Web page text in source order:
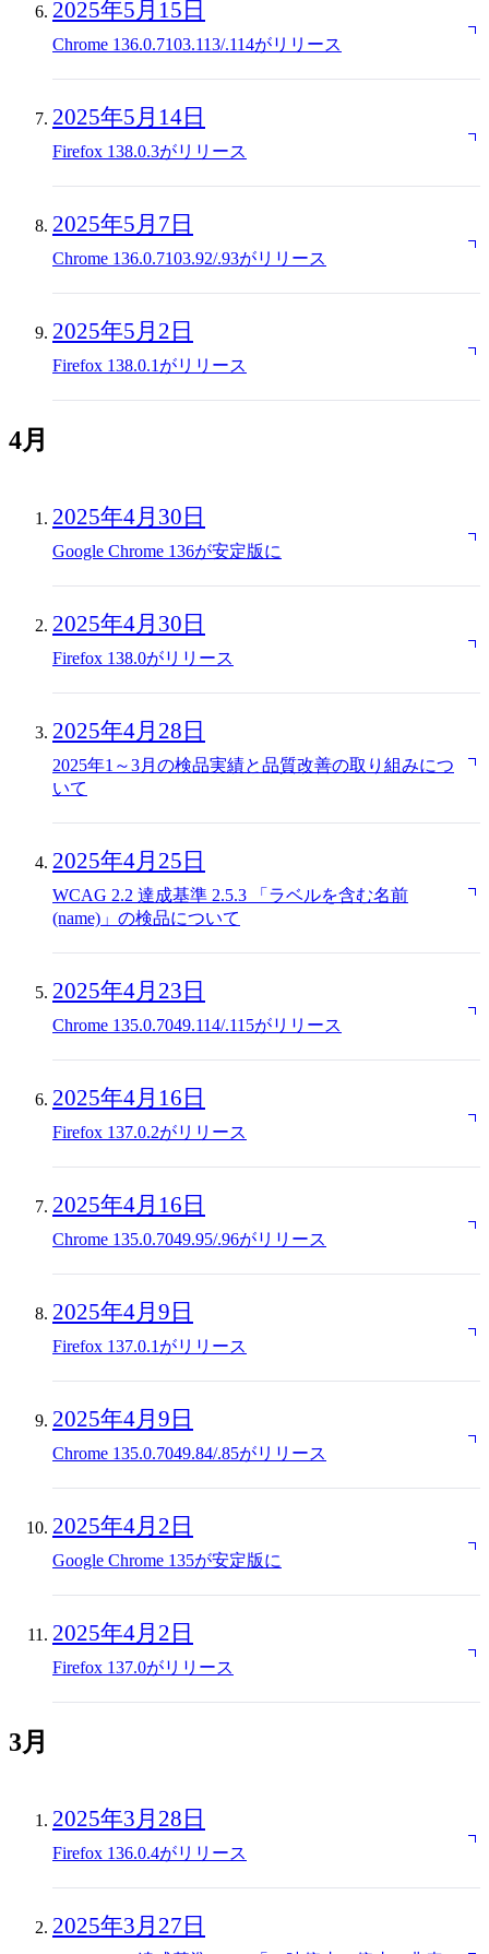
2025年5月15日
Chrome 136.0.7103.113/.114がリリース
2025年5月14日
Firefox 138.0.3がリリース
2025年5月7日
Chrome 136.0.7103.92/.93がリリース
2025年5月2日
Firefox 138.0.1がリリース
4月
2025年4月30日
Google Chrome 136が安定版に
2025年4月30日
Firefox 138.0がリリース
2025年4月28日
2025年1～3月の検品実績と品質改善の取り組みにつ
いて
2025年4月25日
WCAG 2.2 達成基準 2.5.3 「ラベルを含む名前
(name)」の検品について
2025年4月23日
Chrome 135.0.7049.114/.115がリリース
2025年4月16日
Firefox 137.0.2がリリース
2025年4月16日
Chrome 135.0.7049.95/.96がリリース
2025年4月9日
Firefox 137.0.1がリリース
2025年4月9日
Chrome 135.0.7049.84/.85がリリース
2025年4月2日
Google Chrome 135が安定版に
2025年4月2日
Firefox 137.0がリリース
3月
2025年3月28日
Firefox 136.0.4がリリース
2025年3月27日